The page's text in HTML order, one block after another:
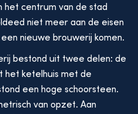
het centrum van de stad
niet meer aan de eisen
nieuwe brouwerij komen.
bestond uit twee delen: de
het ketelhuis met de
een hoge schoorsteen.
van opzet. Aan